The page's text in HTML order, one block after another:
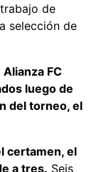
de
selección de
Alianza FC
luego de
del torneo, el
certamen, el
a tres. Seis